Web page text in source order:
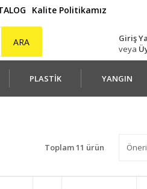
Kalite Politikamız
ARA
Giriş
veya
PLASTİK YANGIN
Toplam 11 ürün